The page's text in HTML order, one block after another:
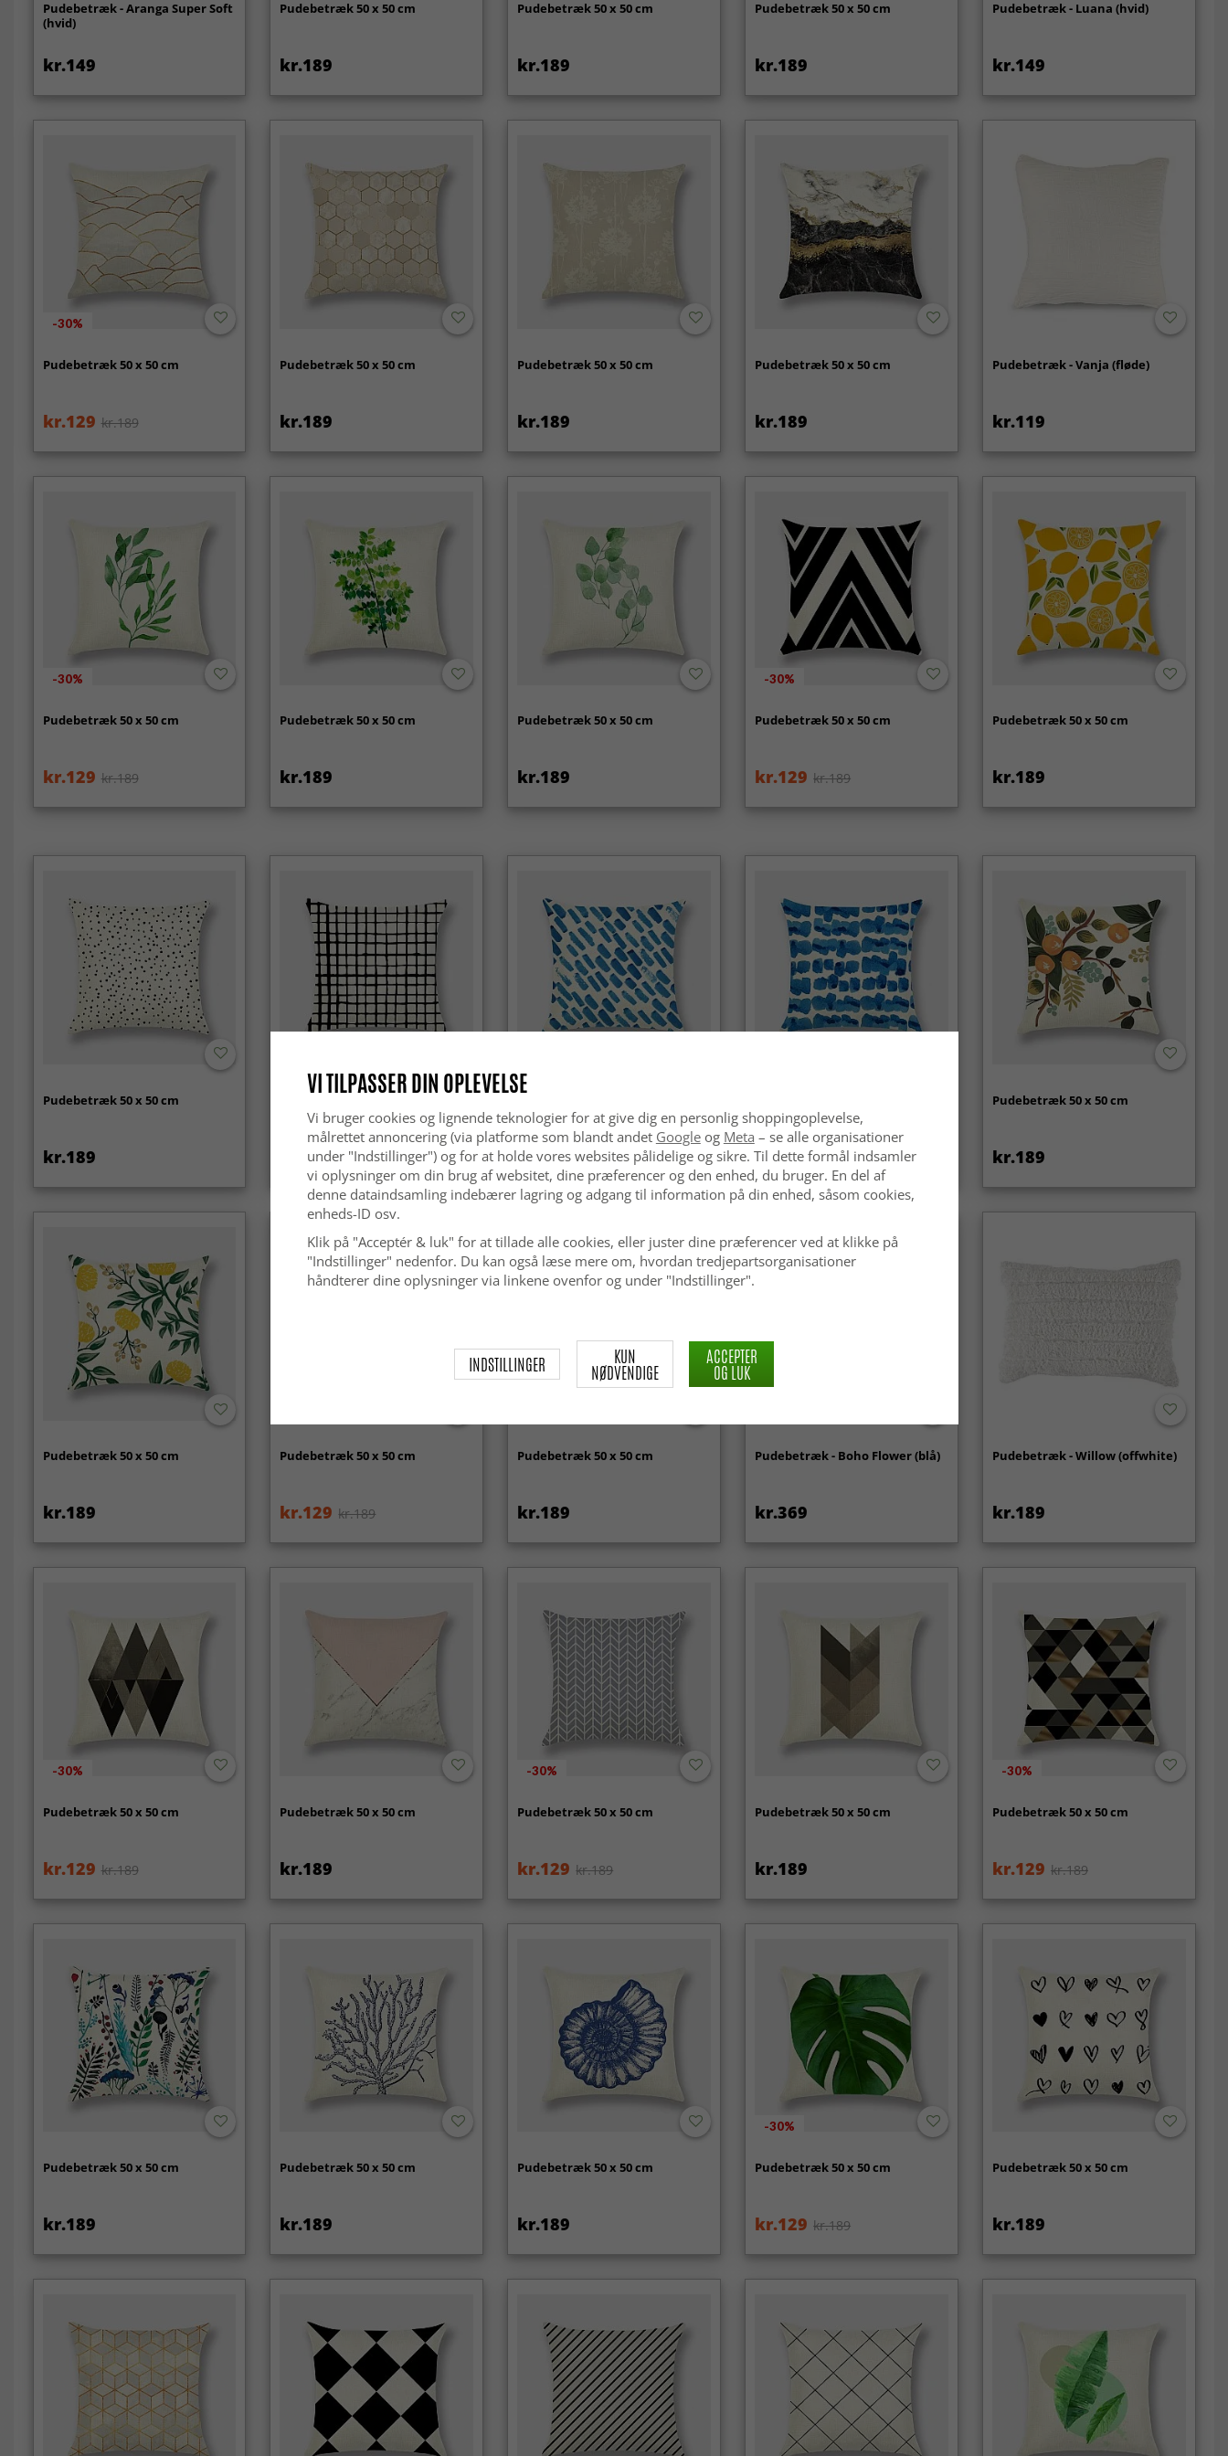
Pudebetræk - Aranga Super Soft
(hvid)
kr.149
Pudebetræk 50 x 50 cm
kr.189
Pudebetræk 50 x 50 cm
kr.189
Pudebetræk 50 x 50 cm
kr.189
Pudebetræk - Luana (hvid)
kr.149
-30%
Pudebetræk 50 x 50 cm
kr.129 kr.189
Pudebetræk 50 x 50 cm
kr.189
Pudebetræk 50 x 50 cm
kr.189
Pudebetræk 50 x 50 cm
kr.189
Pudebetræk - Vanja (fløde)
kr.119
-30%
Pudebetræk 50 x 50 cm
kr.129 kr.189
Pudebetræk 50 x 50 cm
kr.189
Pudebetræk 50 x 50 cm
kr.189
-30%
Pudebetræk 50 x 50 cm
kr.129 kr.189
Pudebetræk 50 x 50 cm
kr.189
Pudebetræk 50 x 50 cm
kr.189 kr.189 kr.189 kr.129 kr.189
Pudebetræk 50 x 50 cm
kr.189
Pudebetræk 50 x 50 cm
kr.189
Pudebetræk 50 x 50 cm
kr.129 kr.189
Pudebetræk 50 x 50 cm
kr.189
Pudebetræk - Boho Flower (blå)
kr.369
Pudebetræk - Willow (offwhite)
kr.189
-30%
Pudebetræk 50 x 50 cm
kr.129 kr.189
Pudebetræk 50 x 50 cm
kr.189
-30%
Pudebetræk 50 x 50 cm
kr.129 kr.189
Pudebetræk 50 x 50 cm
kr.189
-30%
Pudebetræk 50 x 50 cm
kr.129 kr.189
Pudebetræk 50 x 50 cm
kr.189
Pudebetræk 50 x 50 cm
kr.189
Pudebetræk 50 x 50 cm
kr.189
-30%
Pudebetræk 50 x 50 cm
kr.129 kr.189
Pudebetræk 50 x 50 cm
kr.189
VI TILPASSER DIN OPLEVELSE
Vi bruger cookies og lignende teknologier for at give dig en personlig shoppingoplevelse,
målrettet annoncering (via platforme som blandt andet Googleog Meta – se alle organisationer
under "Indstillinger") og for at holde vores websites pålidelige og sikre. Til dette formål indsamler
vi oplysninger om din brug af websitet, dine præferencer og den enhed, du bruger. En del af
denne dataindsamling indebærer lagring og adgang til information på din enhed, såsom cookies,
enheds-ID osv.
Klik på "Acceptér & luk" for at tillade alle cookies, eller juster dine præferencer ved at klikke på
"Indstillinger" nedenfor. Du kan også læse mere om, hvordan tredjepartsorganisationer
håndterer dine oplysninger via linkene ovenfor og under "Indstillinger".
INDSTILLINGER KUN
NØDVENDIGE
ACCEPTER
OG LUK